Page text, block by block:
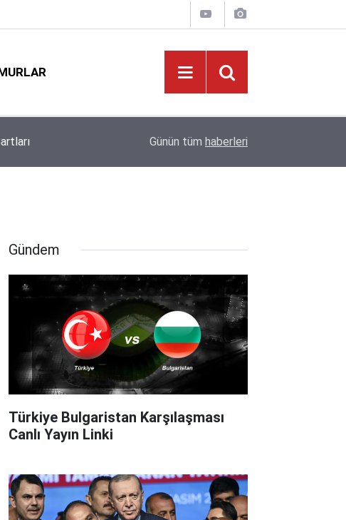
MEB'den Yeni Ücretli Öğretmen Açıklaması
Günün tüm haberleri
Gündem
Türkiye Bulgaristan Karşılaşması
Canlı Yayın Linki